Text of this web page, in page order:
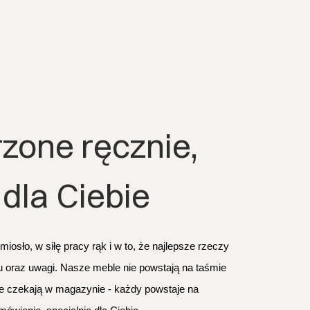
ręcznie,
Ciebie
w siłę pracy rąk i w to, że najlepsze rzeczy
oraz uwagi. Nasze meble nie powstają na taśmie
czekają w magazynie - każdy powstaje na